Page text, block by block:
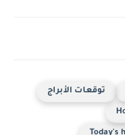
توقعات الأبراج